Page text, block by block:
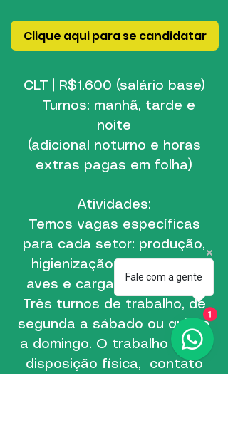
Clique aqui para se candidatar
CLT | R$1.600 (salário base)
Turnos: manhã, tarde e
noite
(adicional noturno e horas
extras pagas em folha)
Atividades:
Temos vagas específicas
para cada setor: produção,
higienização, pendura de
aves e carga e descarga.
Três turnos de trabalho, de
segunda a sábado ou quinta
a domingo. O trabalho exige
disposição física, contato
Fale com a gente
1